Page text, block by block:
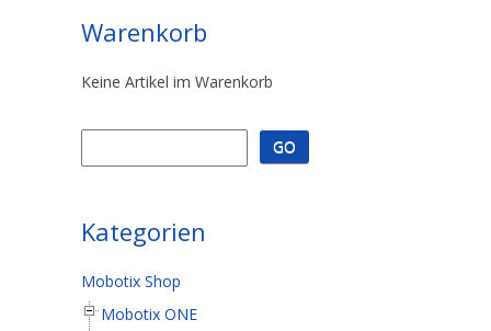
Warenkorb
Keine Artikel im Warenkorb
Kategorien
Mobotix Shop
Mobotix ONE